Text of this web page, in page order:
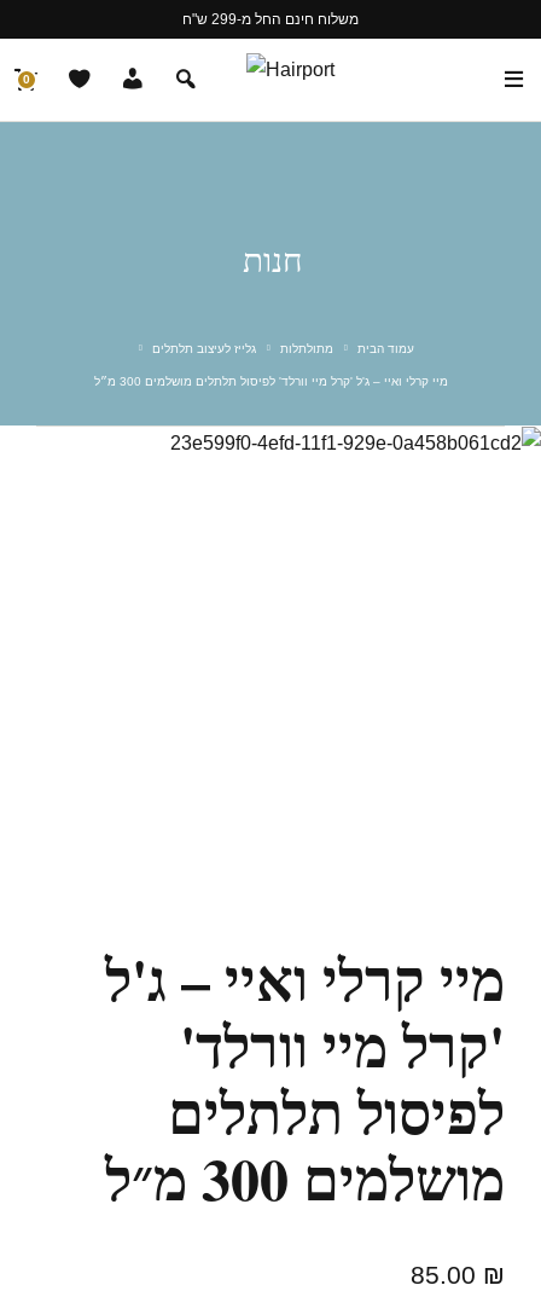
משלוח חינם החל מ-299 ש"ח
0
חנות
עמוד הבית מתולתלות גלייז לעיצוב תלתלים
מיי קרלי ואיי – ג'ל 'קרל מיי וורלד' לפיסול תלתלים מושלמים 300 מ״ל
מיי קרלי ואיי – ג'ל
'קרל מיי וורלד'
לפיסול תלתלים
מושלמים 300 מ״ל
85.00 ₪